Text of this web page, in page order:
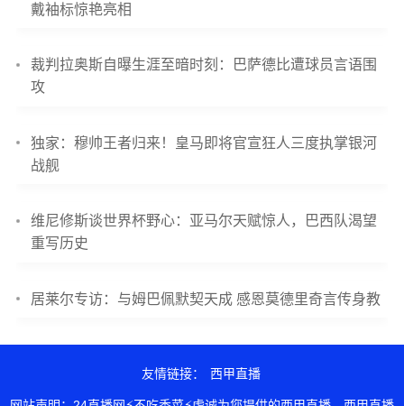
戴袖标惊艳亮相
裁判拉奥斯自曝生涯至暗时刻：巴萨德比遭球员言语围
攻
独家：穆帅王者归来！皇马即将官宣狂人三度执掌银河
战舰
维尼修斯谈世界杯野心：亚马尔天赋惊人，巴西队渴望
重写历史
居莱尔专访：与姆巴佩默契天成 感恩莫德里奇言传身教
友情链接： 西甲直播